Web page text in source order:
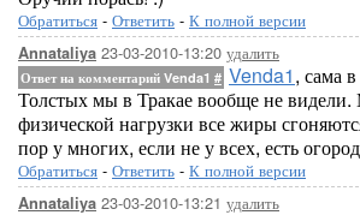
Обратиться - Ответить - К полной версии
Annataliya 23-03-2010-13:20 удалить
Ответ на комментарий Venda1 # Venda1, сама
Толстых мы в Тракае вообще не видели.
физической нагрузки все жиры
пор у многих, если не у всех, есть
Обратиться - Ответить - К полной версии
Annataliya 23-03-2010-13:21 удалить